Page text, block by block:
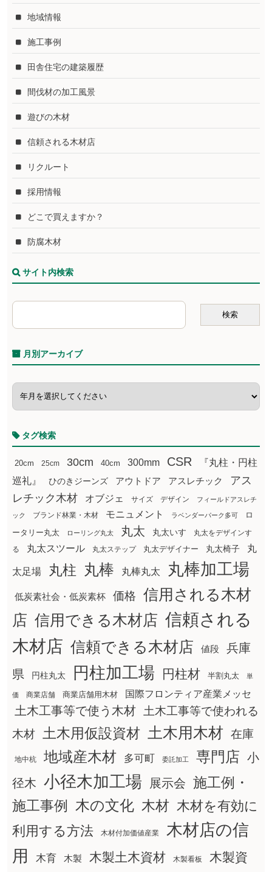
地域情報
施工事例
田舎住宅の建築履歴
間伐材の加工風景
遊びの木材
信頼される木材店
リクルート
採用情報
どこで買えますか？
防腐木材
サイト内検索
月別アーカイブ
タグ検索
20cm 25cm 30cm 40cm 300mm CSR
『丸柱・円柱
巡礼』
ひのきジーンズ アウトドア アスレチック
アス
レチック木材
オブジェ サイズ デザイン フィールドアスレチ
ック ブランド林業・木材 モニュメント ラベンダーパーク多可
ロ
ータリー丸太
ローリング丸太 丸太 丸太いす
丸太をデザインす
る
丸太スツール 丸太ステップ 丸太デザイナー 丸太椅子 丸
太足場 丸柱 丸棒 丸棒丸太 丸棒加工場
低炭素社会・低炭素杯 価格
信用される木材
店 信用できる木材店 信頼される
木材店 信頼できる木材店 値段
兵庫
県
円柱丸太 円柱加工場 円柱材 半割丸太 単
価 商業店舗 商業店舗用木材 国際フロンティア産業メッセ
土木工事等で使う木材
土木工事等で使われる
木材
土木用仮設資材 土木用木材 在庫
地中杭 地域産木材 多可町 委託加工 専門店 小
径木 小径木加工場 展示会 施工例・
施工事例
木の文化 木材 木材を有効に
利用する方法
木材付加価値産業
木材店の信
用
木育 木製 木製土木資材 木製看板
木製資